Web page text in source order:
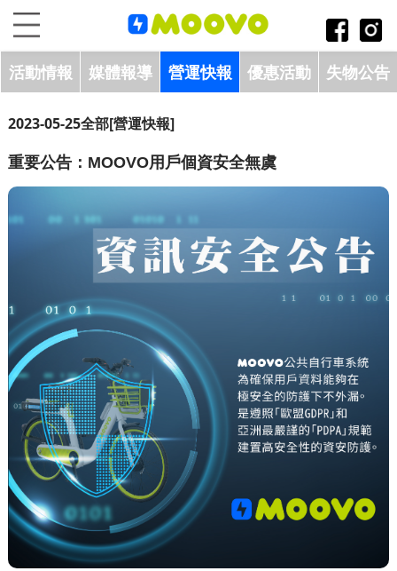
跳到主要內容區塊
活動情報 媒體報導 營運快報 優惠活動 失物公告
2023-05-25全部[營運快報]
重要公告：MOOVO用戶個資安全無虞